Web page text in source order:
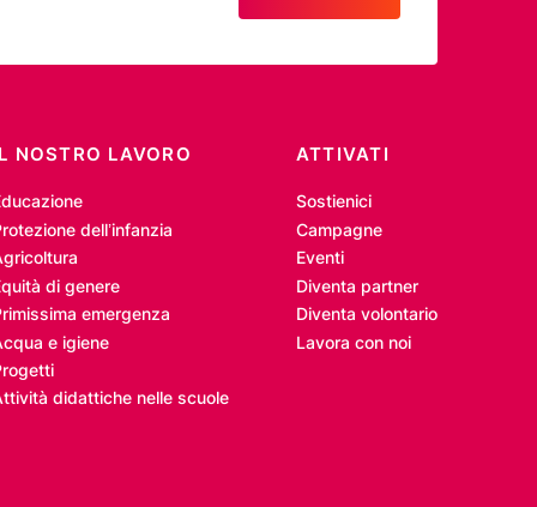
NOSTRO LAVORO
dell’infanzia
di genere
emergenza
e igiene
didattiche nelle scuole
ATTIVATI
Sostienici
Campagne
Eventi
Diventa partner
Diventa volontario
Lavora con noi